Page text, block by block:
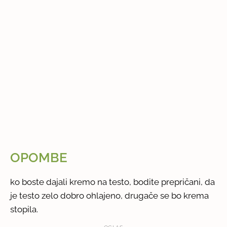
OPOMBE
ko boste dajali kremo na testo, bodite prepričani, da
je testo zelo dobro ohlajeno, drugače se bo krema
stopila.